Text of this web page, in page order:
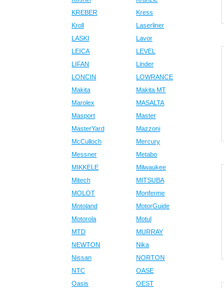
KREBER
Kress
Kroll
Laserliner
LASKI
Lavor
LEICA
LEVEL
LIFAN
Linder
LONCIN
LOWRANCE
Makita
Makita MT
Marolex
MASALTA
Masport
Master
MasterYard
Mazzoni
McCulloch
Mercury
Messner
Metabo
MIKKELE
Milwaukee
Mitech
MITSUBA
MOLOT
Monferme
Motoland
MotorGuide
Motorola
Motul
MTD
MURRAY
NEWTON
Nika
Nissan
NORTON
NTC
OASE
Oasis
OEST